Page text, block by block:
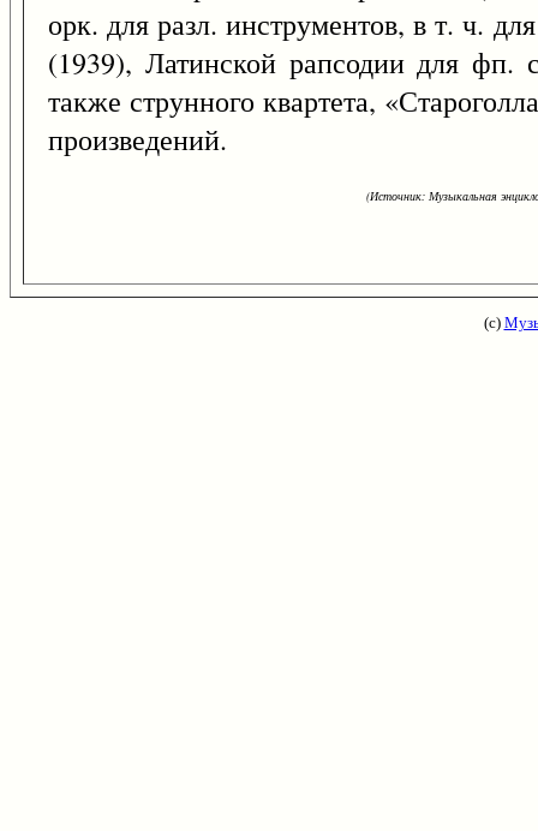
орк. для разл. инструментов, в т. ч.
(1939), Латинской рапсодии для фп.
также струнного квартета,
произведений.
(Источник: Музыкальная
(с)